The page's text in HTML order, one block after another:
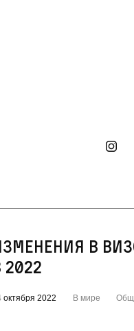
в
2022
октября 2022 В мире